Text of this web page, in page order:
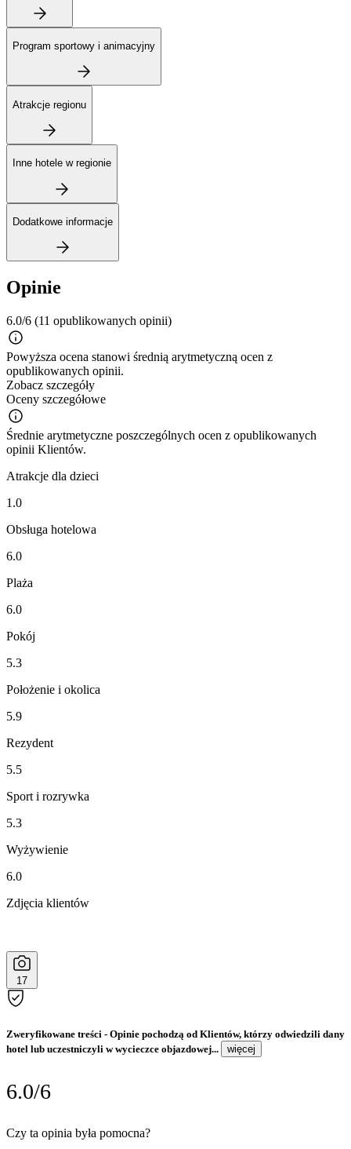
Program sportowy i animacyjny
Atrakcje regionu
Inne hotele w regionie
Dodatkowe informacje
Opinie
6.0/6 (11 opublikowanych opinii)
Powyższa ocena stanowi średnią arytmetyczną ocen z
opublikowanych opinii.
Zobacz szczegóły
Oceny szczegółowe
Średnie arytmetyczne poszczególnych ocen z opublikowanych
opinii Klientów.
Atrakcje dla dzieci
1.0
Obsługa hotelowa
6.0
Plaża
6.0
Pokój
5.3
Położenie i okolica
5.9
Rezydent
5.5
Sport i rozrywka
5.3
Wyżywienie
6.0
Zdjęcia klientów
17
Zweryfikowane treści - Opinie pochodzą od Klientów, którzy odwiedzili dany
hotel lub uczestniczyli w wycieczce objazdowej...
więcej
6.0/6
Czy ta opinia była pomocna?